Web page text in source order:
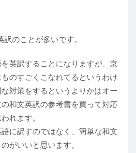
訳のことが多いです。
英訳することになりますが、京
のすごくこなれてるというわけ
対策をするというよりかはオー
和文英訳の参考書を買って対応
れます。
に訳すのではなく、簡単な和文
がいいと思います。